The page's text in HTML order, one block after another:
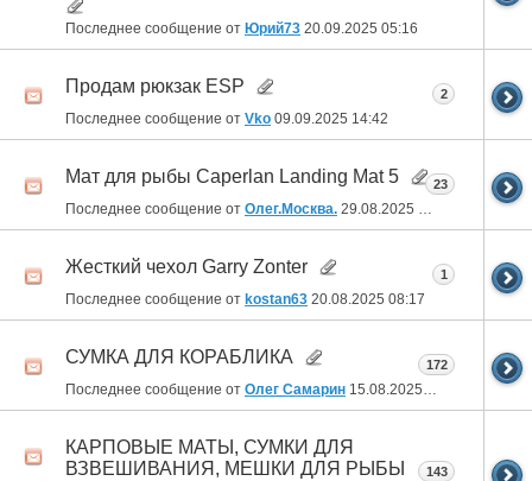
Последнее сообщение от Юрий73 20.09.2025 05:16
Продам рюкзак ESP
Последнее сообщение от Vko 09.09.2025 14:42
2
Мат для рыбы Caperlan Landing Mat 5
Последнее сообщение от Олег.Москва. 29.08.2025 03:03
23
Жесткий чехол Garry Zonter
Последнее сообщение от kostan63 20.08.2025 08:17
1
СУМКА ДЛЯ КОРАБЛИКА
Последнее сообщение от Олег Самарин 15.08.2025 06:27
172
КАРПОВЫЕ МАТЫ, СУМКИ ДЛЯ
ВЗВЕШИВАНИЯ, МЕШКИ ДЛЯ РЫБЫ
143